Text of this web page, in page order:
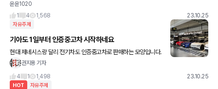
보3랑 고민이됩니다ㅠㅠ 금액은 비슷한데 성능은 비슷할거같고 마른 노면에서 소음이나
승차감에서 어떤걸 선택해야 좋을까
윤윤1020
1
4 1,568 23.10.25
자유주제
기아도 1일부터 인증중고차 시작하네요
현대 제네시스랑 달리 전기차도 인증중고차로 판매하는 모양입니다.
-------------------------------------------- 기아가 인증중
권지용 기자
4
1 1,498 23.10.25
HOT 자유주제